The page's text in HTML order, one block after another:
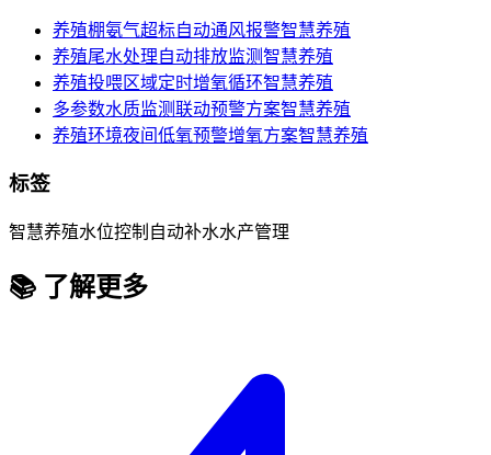
养殖棚氨气超标自动通风报警智慧养殖
养殖尾水处理自动排放监测智慧养殖
养殖投喂区域定时增氧循环智慧养殖
多参数水质监测联动预警方案智慧养殖
养殖环境夜间低氧预警增氧方案智慧养殖
标签
智慧养殖水位控制 自动补水水产管理
📚 了解更多